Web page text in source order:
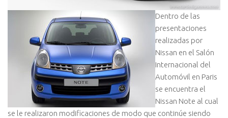
Dentro de las
presentaciones
realizadas por
Nissan en el Salón
Internacional del
Automóvil en Paris
se encuentra el
Nissan Note al cual
se le realizaron modificaciones de modo que continúe siendo